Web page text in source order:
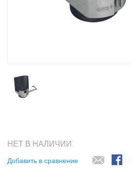
НЕТ В НАЛИЧИИ
Добавить в сравнение